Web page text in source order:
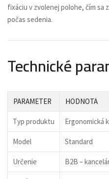
fixáciu v zvolenej polohe, čím sa
počas sedenia.
Technické
PARAMETER HODNOTA
Typ produktu Ergonomická
Model Standard
Určenie B2B –